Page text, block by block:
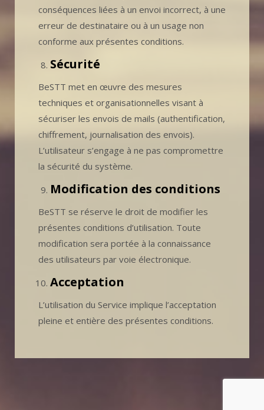
conséquences liées à un envoi incorrect, à une
erreur de destinataire ou à un usage non
conforme aux présentes conditions.
Sécurité
BeSTT met en œuvre des mesures
techniques et organisationnelles visant à
sécuriser les envois de mails (authentification,
chiffrement, journalisation des envois).
L’utilisateur s’engage à ne pas compromettre
la sécurité du système.
Modification des conditions
BeSTT se réserve le droit de modifier les
présentes conditions d’utilisation. Toute
modification sera portée à la connaissance
des utilisateurs par voie électronique.
Acceptation
L’utilisation du Service implique l’acceptation
pleine et entière des présentes conditions.